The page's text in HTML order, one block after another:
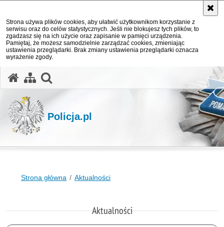
Strona używa plików cookies, aby ułatwić użytkownikom korzystanie z
serwisu oraz do celów statystycznych. Jeśli nie blokujesz tych plików, to
zgadzasz się na ich użycie oraz zapisanie w pamięci urządzenia.
Pamiętaj, że możesz samodzielnie zarządzać cookies, zmieniając
ustawienia przeglądarki. Brak zmiany ustawienia przeglądarki oznacza
wyrażenie zgody.
Policja.pl
Strona główna Aktualności
Aktualności